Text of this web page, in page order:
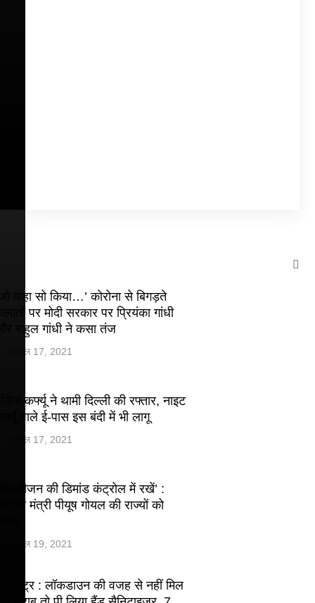
‘जो कहा सो किया…’ कोरोना से बिगड़ते
हालातों पर मोदी सरकार पर प्रियंका गांधी
और राहुल गांधी ने कसा तंज
अप्रैल 17, 2021
वीकेंड कर्फ्यू ने थामी दिल्ली की रफ्तार, नाइट
कर्फ्यू वाले ई-पास इस बंदी में भी लागू
अप्रैल 17, 2021
‘ऑक्सीजन की डिमांड कंट्रोल में रखें’ :
केंद्रीय मंत्री पीयूष गोयल की राज्यों को
अप्रैल 19, 2021
महाराष्ट्र : लॉकडाउन की वजह से नहीं मिल